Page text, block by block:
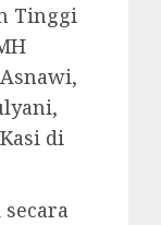
Tinggi
di